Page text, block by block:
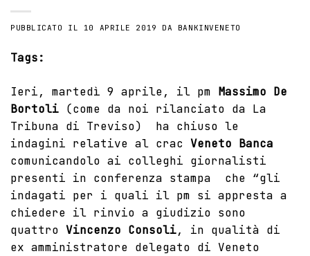
PUBBLICATO IL 10 APRILE 2019 DA BANKINVENETO
Tags:
Ieri, martedì 9 aprile, il pm Massimo De
Bortoli (come da noi rilanciato da La
Tribuna di Treviso) ha chiuso le
indagini relative al crac Veneto Banca
comunicandolo ai colleghi giornalisti
presenti in conferenza stampa che “gli
indagati per i quali il pm si appresta a
chiedere il rinvio a giudizio sono
quattro Vincenzo Consoli, in qualità di
ex amministratore delegato di Veneto